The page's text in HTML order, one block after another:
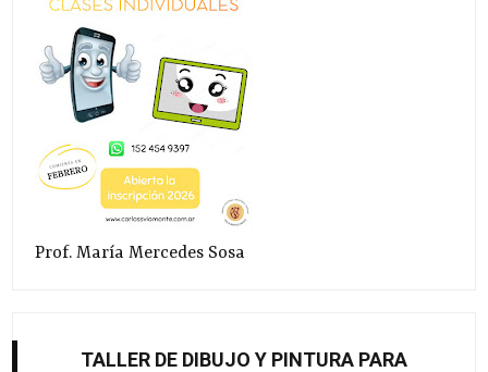
Prof. María Mercedes Sosa
TALLER DE DIBUJO Y PINTURA PARA